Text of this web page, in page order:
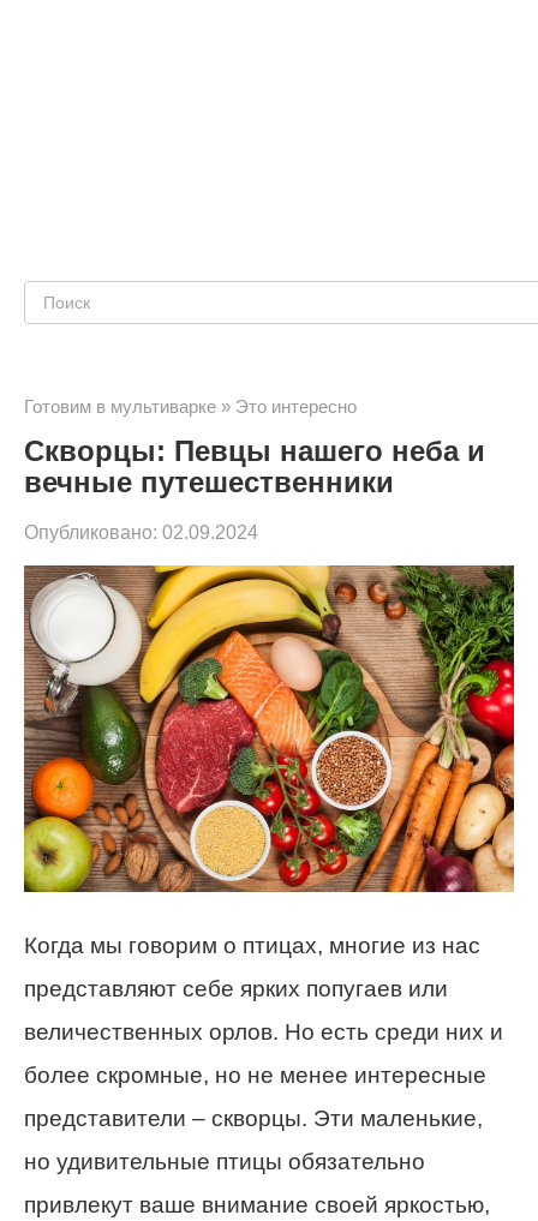
Поиск:
Готовим в мультиварке » Это интересно
Скворцы: Певцы нашего неба и
вечные путешественники
Опубликовано: 02.09.2024
Когда мы говорим о птицах, многие из нас
представляют себе ярких попугаев или
величественных орлов. Но есть среди них и
более скромные, но не менее интересные
представители – скворцы. Эти маленькие,
но удивительные птицы обязательно
привлекут ваше внимание своей яркостью,